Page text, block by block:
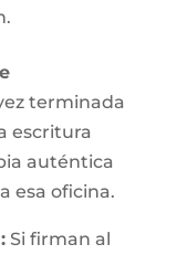
terminada
escritura
auténtica
esa oficina.
Si firman al